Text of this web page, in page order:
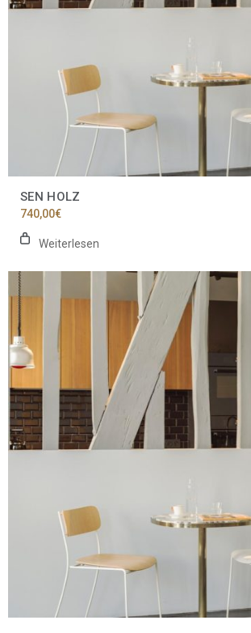
SEN HOLZ
740,00€
Weiterlesen